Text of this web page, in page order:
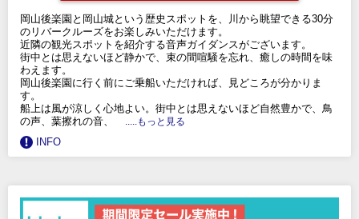
岡山後楽園と岡山城という歴史スポットを、川から眺望できる30分
のリバークルーズをお楽しみいただけます。
近隣の観光スポットを紹介する音声ガイダンスがございます。
街中とは思えないほど静かで、束の間喧騒を忘れ、癒しの時間を味
わえます。
岡山後楽園に行く前にご乗船いただければ、見どころが分かりま
す。
船上は風が涼しく心地よい。街中とは思えないほど自然豊かで、鳥
の声、葉擦れの音、
.....もっと見る
INFO